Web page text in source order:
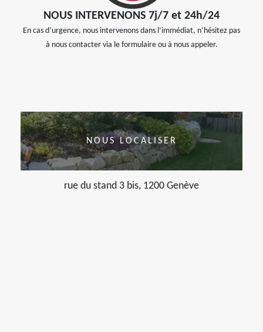
NOUS INTERVENONS 7j/7 et 24h/24
En cas d’urgence, nous intervenons dans l’immédiat, n’hésitez pas
à nous contacter via le formulaire ou à nous appeler.
NOUS LOCALISER
rue du stand 3 bis, 1200 Genève